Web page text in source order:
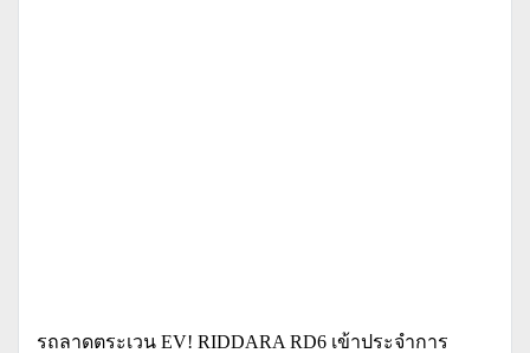
รถลาดตระเวน EV! RIDDARA RD6 เข้าประจำการ